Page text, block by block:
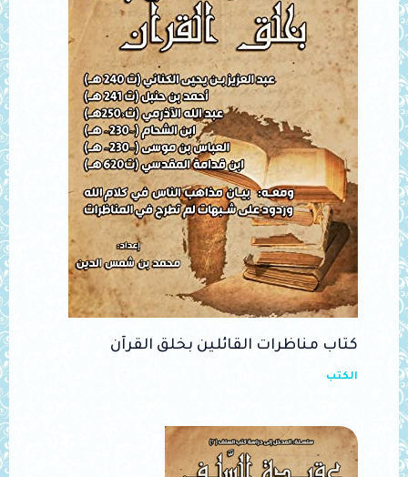
كتاب مناظرات القائلين بخلق القرآن
الكتب